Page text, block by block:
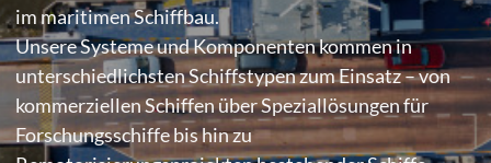
im maritimen Schiffbau.
Unsere Systeme und Komponenten kommen in
unterschiedlichsten Schiffstypen zum Einsatz – von
kommerziellen Schiffen über Speziallösungen für
Forschungsschiffe bis hin zu